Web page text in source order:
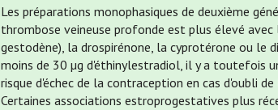
Les préparations monophasiques de deuxième
thrombose veineuse profonde est plus élevé
gestodène), la drospirénone, la cyprotérone ou le
moins de 30 µg d'éthinylestradiol, il y a toutefois
risque d'échec de la contraception en cas d'oubli
Certaines associations estroprogestatives plus